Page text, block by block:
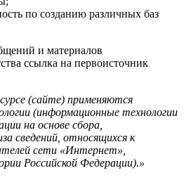
по созданию различных баз
и материалов
ссылка на первоисточник
(сайте) применяются
(информационные технологии
на основе сбора,
сведений, относящихся к
сети «Интернет»,
Российской Федерации).»